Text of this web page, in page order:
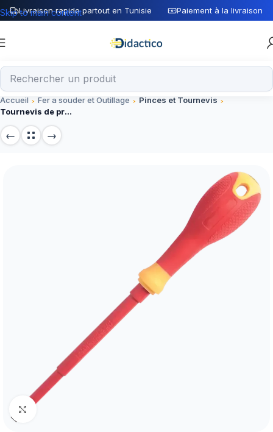
Livraison rapide partout en Tunisie Paiement à la livraison
Skip to main content
Accueil Fer a souder et Outillage
Pinces et Tournevis
Tournevis de précision isolé 5x150mm pour électronique